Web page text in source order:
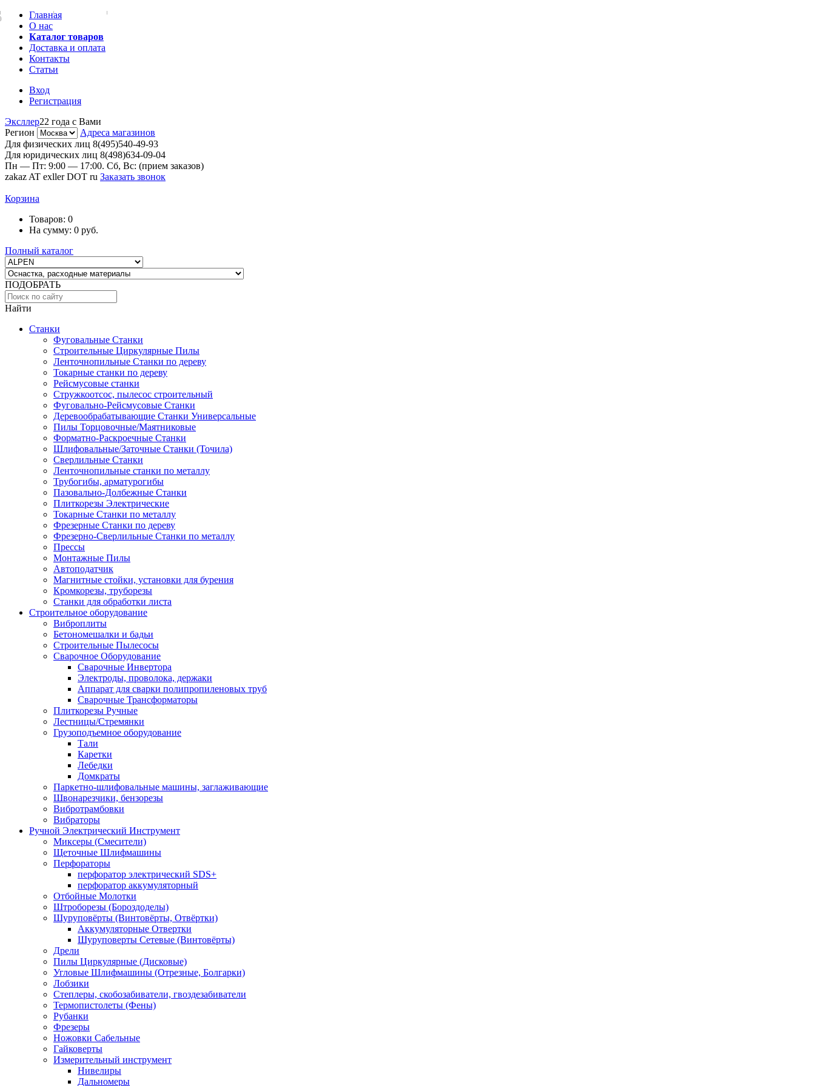
Главная
О нас
Каталог товаров
Доставка и оплата
Контакты
Статьи
Вход
Регистрация
Эксллер22 года с Вами
Регион
Адреса магазинов
Для физических лиц 8(495)540-49-93
Для юридических лиц 8(498)634-09-04
Пн — Пт: 9:00 — 17:00. Сб, Вс: (прием заказов)
zakaz AT exller DOT ru Заказать звонок
Корзина
Товаров: 0
На сумму: 0 руб.
Полный каталог
ПОДОБРАТЬ
Найти
Станки
Фуговальные Станки
Строительные Циркулярные Пилы
Ленточнопильные Станки по дереву
Токарные станки по дереву
Рейсмусовые станки
Стружкоотсос, пылесос строительный
Фуговально-Рейсмусовые Станки
Деревообрабатывающие Станки Универсальные
Пилы Торцовочные/Маятниковые
Форматно-Раскроечные Станки
Шлифовальные/Заточные Станки (Точила)
Сверлильные Станки
Ленточнопильные станки по металлу
Трубогибы, арматурогибы
Пазовально-Долбежные Станки
Плиткорезы Электрические
Токарные Станки по металлу
Фрезерные Станки по дереву
Фрезерно-Сверлильные Станки по металлу
Прессы
Монтажные Пилы
Автоподатчик
Магнитные стойки, установки для бурения
Кромкорезы, труборезы
Станки для обработки листа
Строительное оборудование
Виброплиты
Бетономешалки и бадьи
Строительные Пылесосы
Сварочное Оборудование
Сварочные Инвертора
Электроды, проволока, держаки
Аппарат для сварки полипропиленовых труб
Сварочные Трансформаторы
Плиткорезы Ручные
Лестницы/Стремянки
Грузоподъемное оборудование
Тали
Каретки
Лебедки
Домкраты
Паркетно-шлифовальные машины, заглаживающие
Швонарезчики, бензорезы
Вибротрамбовки
Вибраторы
Ручной Электрический Инструмент
Миксеры (Смесители)
Щеточные Шлифмашины
Перфораторы
перфоратор электрический SDS+
перфоратор аккумуляторный
Отбойные Молотки
Штроборезы (Бороздоделы)
Шуруповёрты (Винтовёрты, Отвёртки)
Аккумуляторные Отвертки
Шуруповерты Сетевые (Винтовёрты)
Дрели
Пилы Циркулярные (Дисковые)
Угловые Шлифмашины (Отрезные, Болгарки)
Лобзики
Степлеры, скобозабиватели, гвоздезабиватели
Термопистолеты (Фены)
Рубанки
Фрезеры
Ножовки Сабельные
Гайковерты
Измерительный инструмент
Нивелиры
Дальномеры